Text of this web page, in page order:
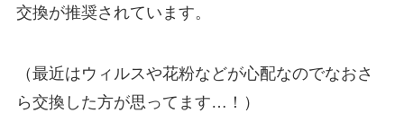
交換が推奨されています。
（最近はウィルスや花粉などが心配なのでなおさ
ら交換した方が思ってます…！）